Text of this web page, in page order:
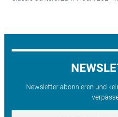
Newsletter abonnieren und